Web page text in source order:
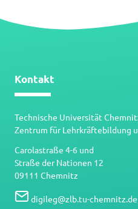
Kontakt
Technische Universität
Zentrum für Lehrkräftebildung
Carolastraße 4-6 und
Straße der Nationen 12
09111 Chemnitz
digileg@zlb.tu-chemnitz.de